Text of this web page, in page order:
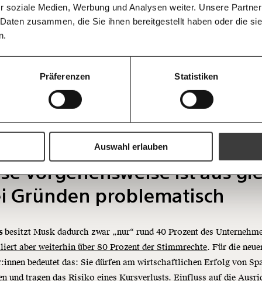
soziale Medien, Werbung und Analysen weiter. Unsere
zusammen, die Sie ihnen bereitgestellt haben oder die
Präferenzen Statistiken
Auswahl erlauben
wichtigsten
informiert
Die Gute
Newsletter zu erhalten. Mehr
für sozialen Fortschritt
Ich spende einmalig
100€
Ich möchte
Weiter
Threads RSS
BlueskyQualität
statt dubiosen Seiten
MOMENT.AT BEI GOOGLE ALS QUELLE EINRICHTEN
Vorgehensweise ist aus
Gründen problematisch
besitzt Musk dadurch zwar „nur“ rund 40 Prozent des
aber weiterhin über 80 Prozent der Stimmrechte. Für die
bedeutet das: Sie dürfen am wirtschaftlichen Erfolg von
und tragen das Risiko eines Kursverlusts. Einfluss auf die